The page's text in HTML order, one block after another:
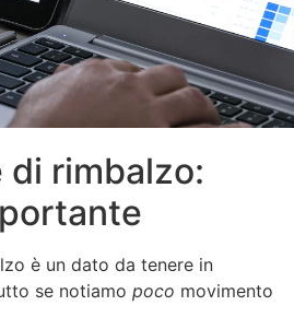
di rimbalzo:
è un dato da tenere in
se notiamo poco movimento